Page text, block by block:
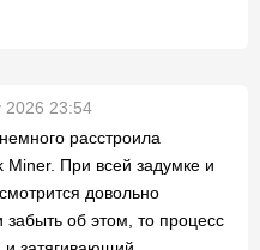
2026 23:54
расстроила
Miner. При всей задумке и
довольно
об этом, то процесс